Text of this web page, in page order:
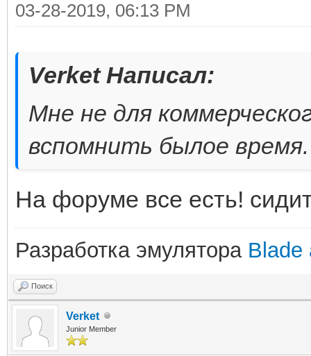
03-28-2019, 06:13 PM
Verket Написал:
Мне не для
вспомнить былое время.
На форуме все есть!
Разработка эмулятора Blade
Поиск
Verket
Junior Member